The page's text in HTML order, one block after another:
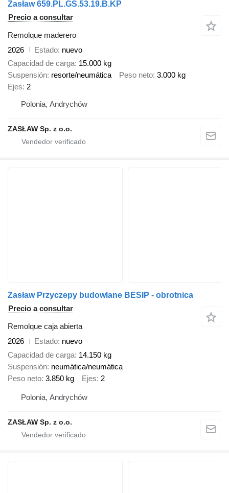
Zasław 659.PL.GS.53.19.B.KP
Precio a consultar
Remolque maderero
2026
Estado nuevo
Capacidad de carga 15.000 kg
Suspensión resorte/neumática Peso neto 3.000 kg
Ejes 2
Polonia, Andrychów
ZASŁAW Sp. z o.o.
Zasław Przyczepy budowlane BESIP - obrotnica
Precio a consultar
Remolque caja abierta
2026
Estado nuevo
Capacidad de carga 14.150 kg
Suspensión neumática/neumática
Peso neto 3.850 kg Ejes 2
Polonia, Andrychów
ZASŁAW Sp. z o.o.